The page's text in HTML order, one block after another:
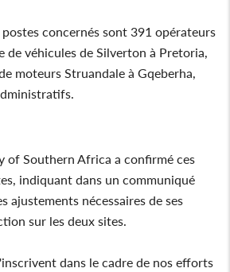
concernés sont 391 opérateurs
de véhicules de Silverton à Pretoria,
moteurs Struandale à Gqeberha,
of Southern Africa a confirmé ces
indiquant dans un communiqué
ajustements nécessaires de ses
sur les deux sites.
dans le cadre de nos efforts